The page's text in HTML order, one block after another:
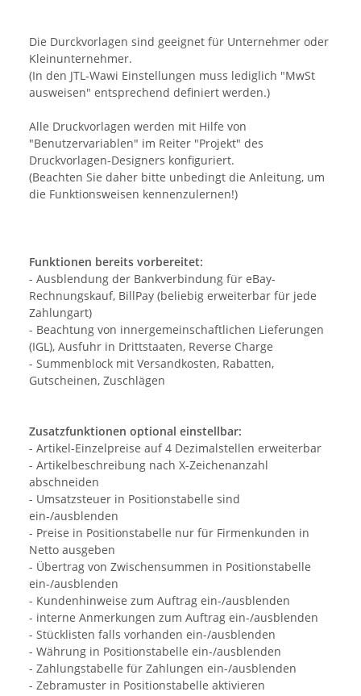
Die Durckvorlagen sind geeignet für Unternehmer oder
Kleinunternehmer.
(In den JTL-Wawi Einstellungen muss lediglich "MwSt
ausweisen" entsprechend definiert werden.)
Alle Druckvorlagen werden mit Hilfe von
"Benutzervariablen" im Reiter "Projekt" des
Druckvorlagen-Designers konfiguriert.
(Beachten Sie daher bitte unbedingt die Anleitung, um
die Funktionsweisen kennenzulernen!)
Funktionen bereits vorbereitet:
- Ausblendung der Bankverbindung für eBay-
Rechnungskauf, BillPay (beliebig erweiterbar für jede
Zahlungart)
- Beachtung von innergemeinschaftlichen Lieferungen
(IGL), Ausfuhr in Drittstaaten, Reverse Charge
- Summenblock mit Versandkosten, Rabatten,
Gutscheinen, Zuschlägen
Zusatzfunktionen optional einstellbar:
- Artikel-Einzelpreise auf 4 Dezimalstellen erweiterbar
- Artikelbeschreibung nach X-Zeichenanzahl
abschneiden
- Umsatzsteuer in Positionstabelle sind
ein-/ausblenden
- Preise in Positionstabelle nur für Firmenkunden in
Netto ausgeben
- Übertrag von Zwischensummen in Positionstabelle
ein-/ausblenden
- Kundenhinweise zum Auftrag ein-/ausblenden
- interne Anmerkungen zum Auftrag ein-/ausblenden
- Stücklisten falls vorhanden ein-/ausblenden
- Währung in Positionstabelle ein-/ausblenden
- Zahlungstabelle für Zahlungen ein-/ausblenden
- Zebramuster in Positionstabelle aktivieren